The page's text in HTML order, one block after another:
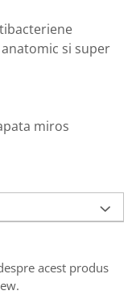
si super
miros
acest produs